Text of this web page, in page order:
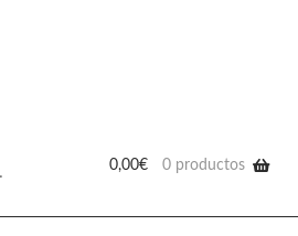
0,00€ 0 productos